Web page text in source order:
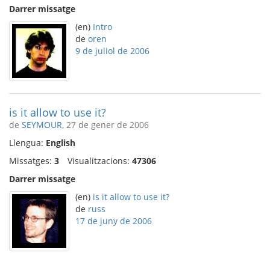
Darrer missatge
(en) Intro
de oren
9 de juliol de 2006
is it allow to use it?
de SEYMOUR, 27 de gener de 2006
Llengua: English
Missatges: 3 Visualitzacions: 47306
Darrer missatge
(en) is it allow to use it?
de russ
17 de juny de 2006